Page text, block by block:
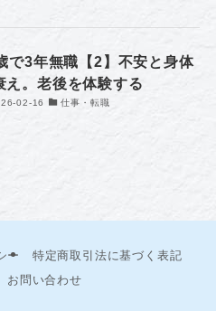
で3年無職【2】不安と身体
え。老後を体験する
02-16 仕事・転職
ー
特定商取引法に基づく表記
お問い合わせ